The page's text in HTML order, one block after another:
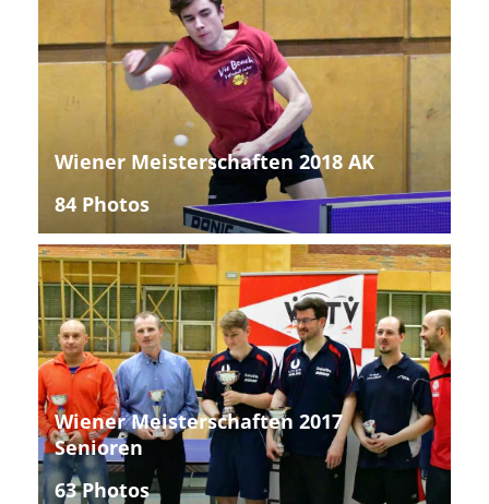
Wiener Meisterschaften 2018 AK
84 Photos
Wiener Meisterschaften 2017
Senioren
63 Photos